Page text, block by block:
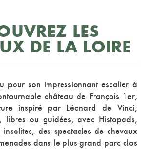
LES
DE LA LOIRE
pour son impressionnant escalier à
château de François 1er,
inspiré par Léonard de Vinci,
libres ou guidées, avec Histopads,
insolites, des spectacles de chevaux
dans le plus grand parc clos